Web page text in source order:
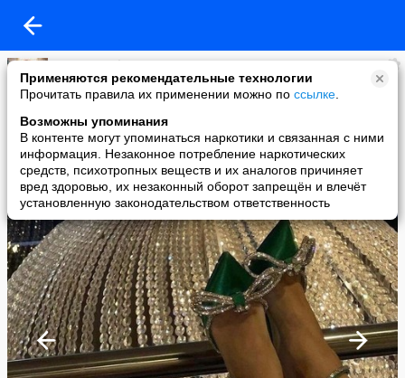
Применяются рекомендательные технологии
Прочитать правила их применении можно по ссылке
Возможны упоминания
В контенте могут упоминаться наркотики и связанная с ними
информация. Незаконное потребление наркотических
средств, психотропных веществ и их аналогов причиняет
вред здоровью, их незаконный оборот запрещён и влечёт
установленную законодательством ответственность
Ирина Стефанцева
added a photo
09 Jul в 13:18